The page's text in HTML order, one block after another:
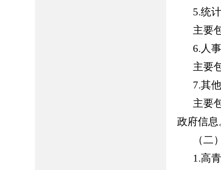
5.统
主要
6.人
主要
7.其
主要
政府信息
（二
1.高